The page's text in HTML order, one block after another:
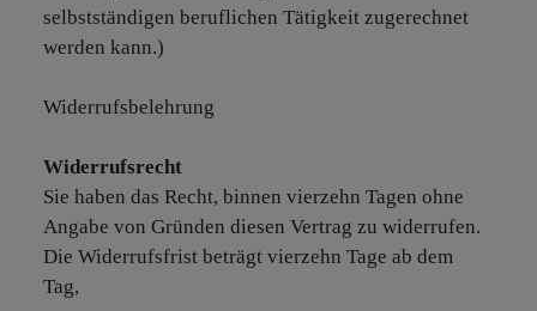
selbstständigen beruflichen Tätigkeit zugerechnet
werden kann.)
Widerrufsbelehrung
Widerrufsrecht
Sie haben das Recht, binnen vierzehn Tagen ohne
Angabe von Gründen diesen Vertrag zu widerrufen.
Die Widerrufsfrist beträgt vierzehn Tage ab dem
Tag,